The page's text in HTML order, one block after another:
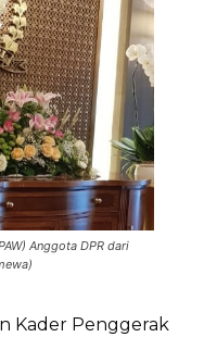
Anggota DPR dari
Kader Penggerak